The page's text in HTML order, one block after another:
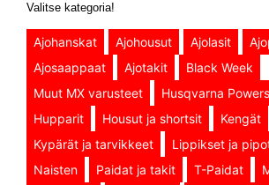
Valitse kategoria!
Ajohanskat Ajohousut Ajolasit
Ajosaappaat
Ajotakit
Black Week
Muut MX varusteet
Husqvarna
Hupparit
Housut ja shortsit
Kengät
Kypärät ja tarvikkeet
Lippikset ja
Naisten
Paidat ja takit T-Paidat